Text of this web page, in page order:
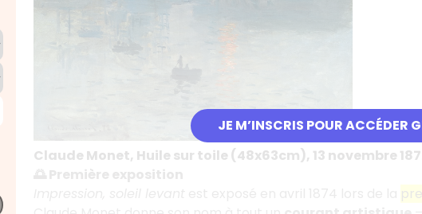
JE M’INSCRIS POUR ACCÉDER
Claude Monet, Huile sur toile (48x63cm), 13 novembre
🌅 Première exposition